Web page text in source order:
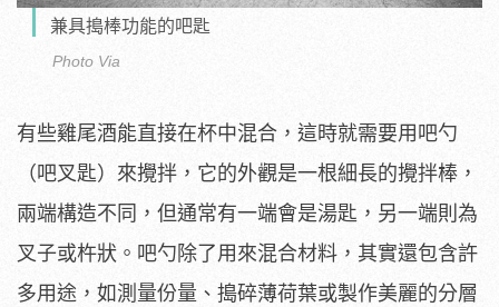
兼具搗棒功能的吧匙
Photo Via
有些雞尾酒能直接在杯中混合，這時就需要用吧勺
（吧叉匙）來攪拌，它的外觀是一根細長的攪拌棒，
兩端構造不同，但通常有一端會是湯匙，另一端則為
叉子或杵狀。吧勺除了用來混合材料，其實還包含許
多用途，如測量份量、搗碎薄荷葉或製作美麗的分層